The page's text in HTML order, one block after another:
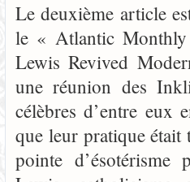
Le deuxième article
le « Atlantic
Lewis Revived
une réunion des
célèbres d’entre eux
que leur pratique était
pointe